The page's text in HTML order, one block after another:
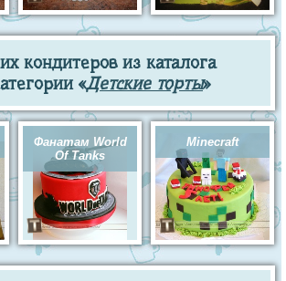
кондитеров из каталога
«Детские торты»
Фанатам World
Of Tanks
Minecraft